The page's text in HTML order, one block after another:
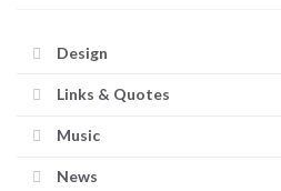
Design
Links & Quotes
Music
News